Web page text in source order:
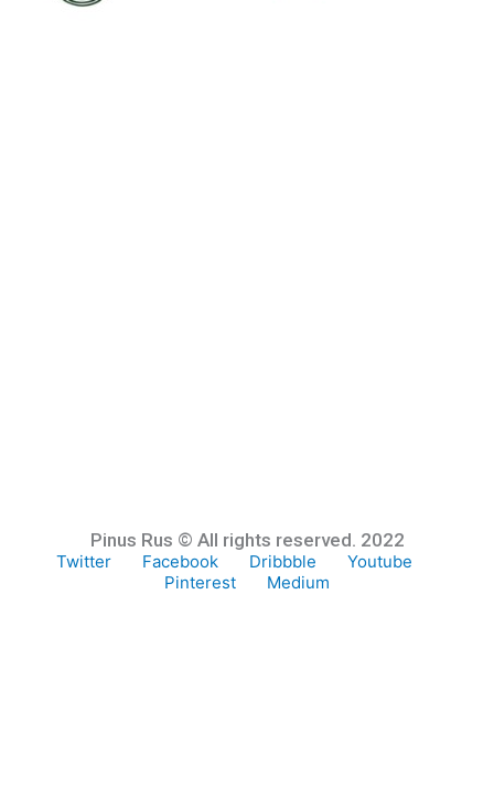
Pinus Rus © All rights reserved. 2022
Twitter Facebook Dribbble
Youtube
Pinterest
Medium